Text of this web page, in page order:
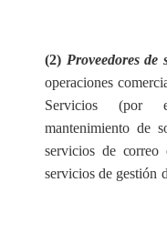
(2) Proveedores de
operaciones comerci
Servicios (por
mantenimiento de
servicios de correo
servicios de gestión